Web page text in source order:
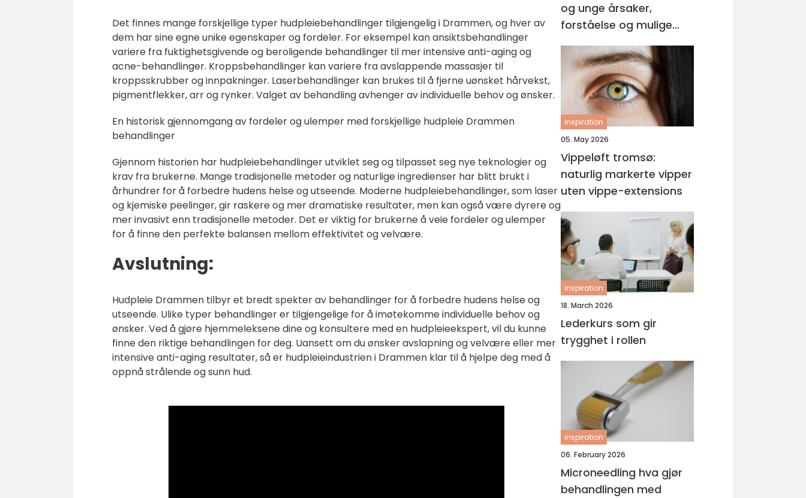
Det finnes mange forskjellige typer hudpleiebehandlinger tilgjengelig i Drammen, og hver av
dem har sine egne unike egenskaper og fordeler. For eksempel kan ansiktsbehandlinger
variere fra fuktighetsgivende og beroligende behandlinger til mer intensive anti-aging og
acne-behandlinger. Kroppsbehandlinger kan variere fra avslappende massasjer til
kroppsskrubber og innpakninger. Laserbehandlinger kan brukes til å fjerne uønsket hårvekst,
pigmentflekker, arr og rynker. Valget av behandling avhenger av individuelle behov og ønsker.
En historisk gjennomgang av fordeler og ulemper med forskjellige hudpleie Drammen
behandlinger
Gjennom historien har hudpleiebehandlinger utviklet seg og tilpasset seg nye teknologier og
krav fra brukerne. Mange tradisjonelle metoder og naturlige ingredienser har blitt brukt i
århundrer for å forbedre hudens helse og utseende. Moderne hudpleiebehandlinger, som laser
og kjemiske peelinger, gir raskere og mer dramatiske resultater, men kan også være dyrere og
mer invasivt enn tradisjonelle metoder. Det er viktig for brukerne å veie fordeler og ulemper
for å finne den perfekte balansen mellom effektivitet og velvære.
Avslutning:
Hudpleie Drammen tilbyr et bredt spekter av behandlinger for å forbedre hudens helse og
utseende. Ulike typer behandlinger er tilgjengelige for å imøtekomme individuelle behov og
ønsker. Ved å gjøre hjemmeleksene dine og konsultere med en hudpleieekspert, vil du kunne
finne den riktige behandlingen for deg. Uansett om du ønsker avslapning og velvære eller mer
intensive anti-aging resultater, så er hudpleieindustrien i Drammen klar til å hjelpe deg med å
oppnå strålende og sunn hud.
og unge årsaker,
forståelse og mulige
løsninger
inspiration
05. May 2026
Vippeløft tromsø:
naturlig markerte vipper
uten vippe-extensions
inspiration
18. March 2026
Lederkurs som gir
trygghet i rollen
inspiration
06. February 2026
Microneedling hva gjør
behandlingen med